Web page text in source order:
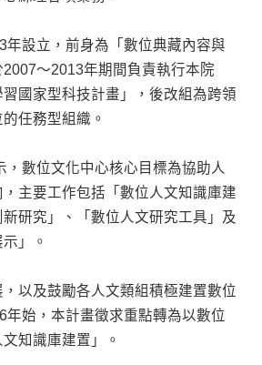
年設立，前身為「數位典藏內容與
～2013年期間負責執行本院
習國家型科技計畫」，後改組為跨領
任務型組織。
，數位文化中心核心目標為協助人
主要工作包括「數位人文知識庫建
研究」、「數位人文研究工具」及
」。
以及鼓勵各人文類組積極建置數位
年始，本計畫徵求重點轉為以數位
知識庫建置」。